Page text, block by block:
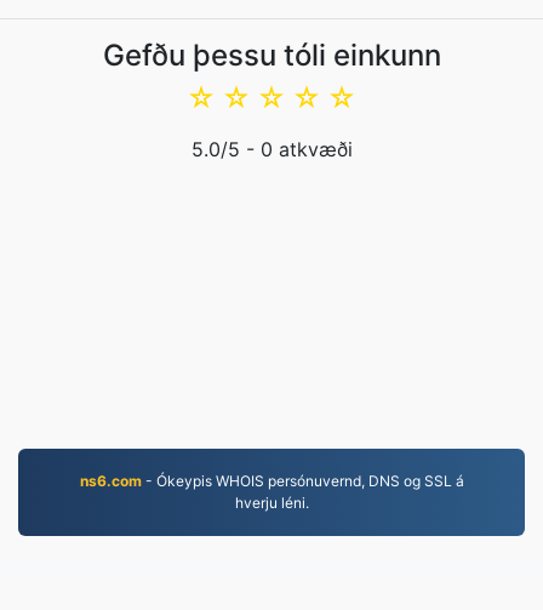
Gefðu þessu tóli einkunn
☆
☆
☆
☆
☆
5.0/5 - 0 atkvæði
ns6.com- Ókeypis WHOIS persónuvernd, DNS og SSL á
hverju léni.